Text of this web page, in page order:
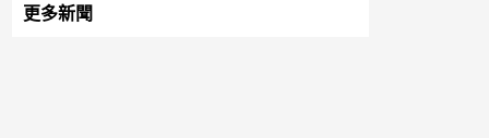
更多新聞